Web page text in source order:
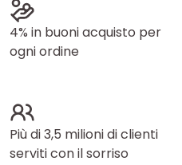
4% in buoni acquisto per
ogni ordine
Più di 3,5 milioni di clienti
serviti con il sorriso